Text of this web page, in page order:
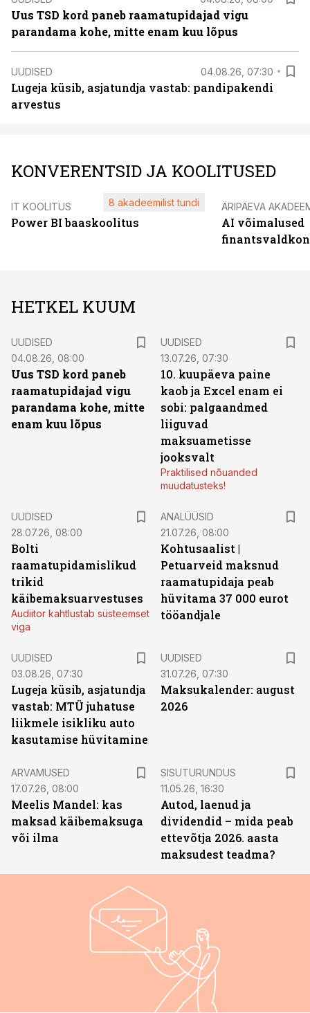
Uus TSD kord paneb raamatupidajad vigu
parandama kohe, mitte enam kuu lõpus
UUDISED 04.08.26, 07:30
Lugeja küsib, asjatundja vastab: pandipakendi
arvestus
KONVERENTSID JA KOOLITUSED
IT KOOLITUS
Power BI baaskoolitus
8 akadeemilist tundi ÄRIPÄEVA
AI võimalused
HETKEL KUUM
UUDISED
04.08.26, 08:00
Uus TSD kord paneb
raamatupidajad vigu
parandama kohe, mitte
enam kuu lõpus
UUDISED
13.07.26, 07:30
10. kuupäeva paine
kaob ja Excel enam ei
sobi: palgaandmed
liiguvad
maksuametisse
jooksvalt
Praktilised nõuanded
muudatusteks!
UUDISED
28.07.26, 08:00
Bolti
raamatupidamislikud
trikid
käibemaksuarvestuses
Audiitor kahtlustab süsteemset
viga
ANALÜÜSID
21.07.26, 08:00
Kohtusaalist |
Petuarveid maksnud
raamatupidaja peab
hüvitama 37 000 eurot
tööandjale
UUDISED
03.08.26, 07:30
Lugeja küsib, asjatundja
vastab: MTÜ juhatuse
liikmele isikliku auto
kasutamise hüvitamine
UUDISED
31.07.26, 07:30
Maksukalender: august
2026
ARVAMUSED
17.07.26, 08:00
Meelis Mandel: kas
maksad käibemaksuga
või ilma
SISUTURUNDUS
11.05.26, 16:30
Autod, laenud ja
dividendid – mida peab
ettevõtja 2026. aasta
maksudest teadma?